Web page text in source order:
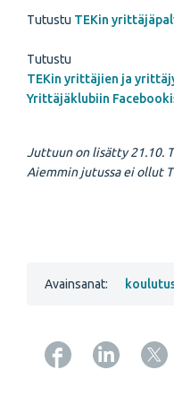
Tutustu TEKin
Tutustu
TEKin yrittäjien ja
Yrittäjäklubiin
Juttuun on lisätty 21.10.
Aiemmin jutussa ei ollut
Avainsanat: